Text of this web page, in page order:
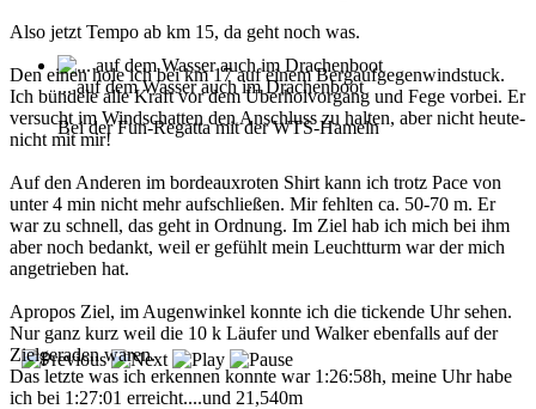
... auf dem Wasser auch im Drachenboot
Bei der Fun-Regatta mit der WTS-Hameln
Also jetzt Tempo ab km 15, da geht noch was.
Den einen hole ich bei km 17 auf einem Bergaufgegenwindstuck.
Ich bündele alle Kraft vor dem Überholvorgang und Fege vorbei. Er
versucht im Windschatten den Anschluss zu halten, aber nicht heute-
nicht mit mir!
Auf den Anderen im bordeauxroten Shirt kann ich trotz Pace von
unter 4 min nicht mehr aufschließen. Mir fehlten ca. 50-70 m. Er
war zu schnell, das geht in Ordnung. Im Ziel hab ich mich bei ihm
aber noch bedankt, weil er gefühlt mein Leuchtturm war der mich
angetrieben hat.
Apropos Ziel, im Augenwinkel konnte ich die tickende Uhr sehen.
Nur ganz kurz weil die 10 k Läufer und Walker ebenfalls auf der
Zielgeraden waren.
Das letzte was ich erkennen konnte war 1:26:58h, meine Uhr habe
ich bei 1:27:01 erreicht....und 21,540m